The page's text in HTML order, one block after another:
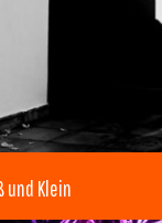
Klein